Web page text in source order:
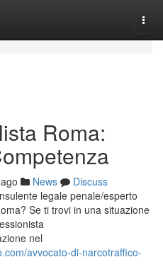
Roma:
News
Discuss
legale penale/esperto
Se ti trovi in una situazione
nel
avvocato-di-narcotraffico-